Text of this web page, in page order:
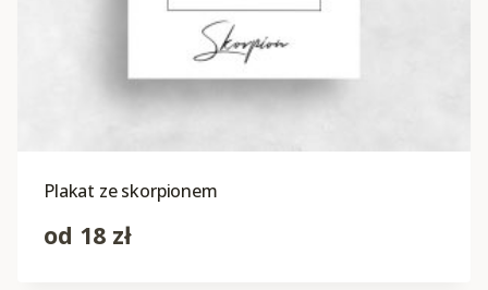
Plakat ze skorpionem
od 18 zł